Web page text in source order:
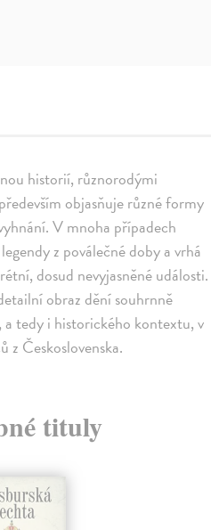
historií, různorodými
objasňuje různé formy
V mnoha případech
z poválečné doby a vrhá
dosud nevyjasněné události.
obraz dění souhrnně
a tedy i historického kontextu, v
z Československa.
tituly